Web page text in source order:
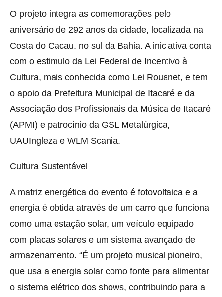
O projeto integra as comemorações pelo
aniversário de 292 anos da cidade, localizada na
Costa do Cacau, no sul da Bahia. A iniciativa conta
com o estimulo da Lei Federal de Incentivo à
Cultura, mais conhecida como Lei Rouanet, e tem
o apoio da Prefeitura Municipal de Itacaré e da
Associação dos Profissionais da Música de Itacaré
(APMI) e patrocínio da GSL Metalúrgica,
UAUIngleza e WLM Scania.
Cultura Sustentável
A matriz energética do evento é fotovoltaica e a
energia é obtida através de um carro que funciona
como uma estação solar, um veículo equipado
com placas solares e um sistema avançado de
armazenamento. “É um projeto musical pioneiro,
que usa a energia solar como fonte para alimentar
o sistema elétrico dos shows, contribuindo para a